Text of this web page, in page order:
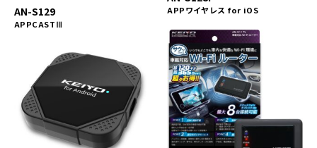
AN-S129
APPCASTⅢ
APPワイヤレス for iOS